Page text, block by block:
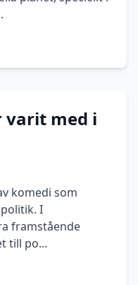
varit med i
komedi som
I
framstående
till po...